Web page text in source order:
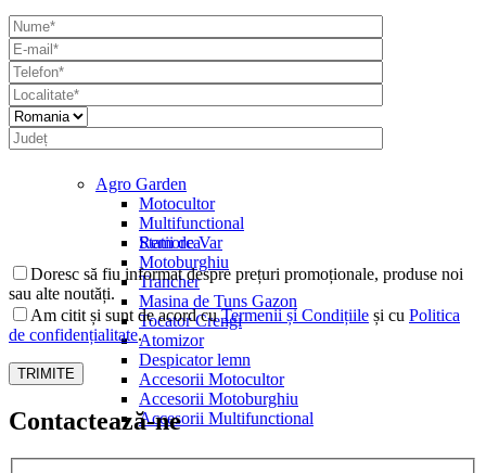
Statii de Var
Agro Garden
Motocultor
Multifunctional
Remorca
Motoburghiu
Trancher
Masina de Tuns Gazon
Tocator Crengi
Atomizor
Despicator lemn
Accesorii Motocultor
Accesorii Motoburghiu
Accesorii Multifunctional
Doresc să fiu informat despre prețuri promoționale, produse noi
sau alte noutăți.
Am citit și sunt de acord cuTermenii și Condițiile și cu Politica
de confidențialitate.
Contactează-ne